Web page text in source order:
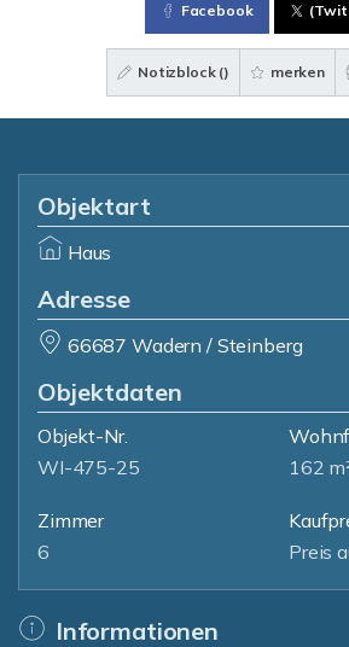
Facebook
Notizblock () merken
Objektart
Haus
Adresse
66687 Wadern / Steinberg
Objektdaten
Objekt-Nr.
WI-475-25
162
Zimmer
6
Preis
Informationen